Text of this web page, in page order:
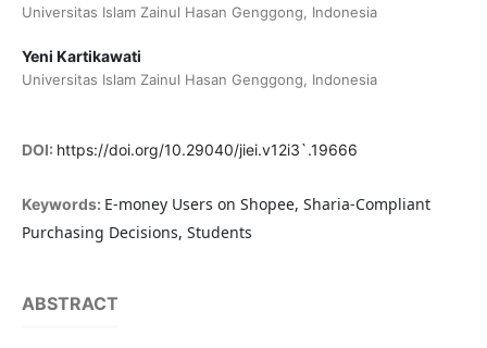
Universitas Islam Zainul Hasan Genggong, Indonesia
Yeni Kartikawati
Universitas Islam Zainul Hasan Genggong, Indonesia
DOI: https://doi.org/10.29040/jiei.v12i3`.19666
Keywords: E-money Users on Shopee, Sharia-Compliant
Purchasing Decisions, Students
ABSTRACT